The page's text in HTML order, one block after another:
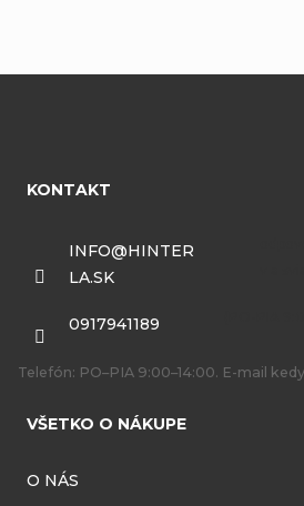
KONTAKT
INFO@HINTER
LA.SK
0917941189
Telefón: PO–PIA 9:00–14:00. E-mail
VŠETKO O NÁKUPE
O NÁS